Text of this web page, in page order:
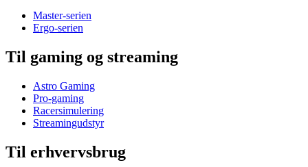
Master-serien
Ergo-serien
Til gaming og streaming
Astro Gaming
Pro-gaming
Racersimulering
Streamingudstyr
Til erhvervsbrug